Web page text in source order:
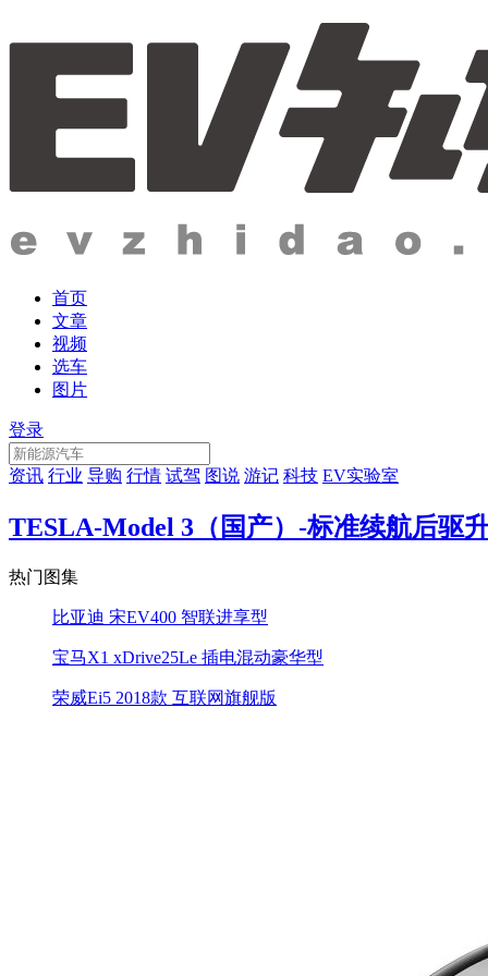
首页
文章
视频
选车
图片
登录
资讯 行业 导购 行情 试驾 图说 游记 科技 EV实验室
TESLA-Model 3（国产）-标准续航后驱
热门图集
比亚迪 宋EV400 智联进享型
宝马X1 xDrive25Le 插电混动豪华型
荣威Ei5 2018款 互联网旗舰版